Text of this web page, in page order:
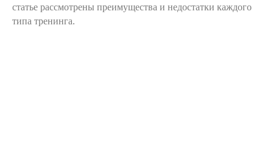
статье рассмотрены преимущества и недостатки каждого
типа тренинга.